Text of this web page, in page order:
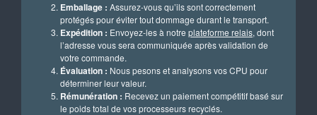
Emballage : Assurez-vous qu’ils sont correctement
protégés pour éviter tout dommage durant le transport.
Expédition : Envoyez-les à notre plateforme relais, dont
l’adresse vous sera communiquée après validation de
votre commande.
Évaluation : Nous pesons et analysons vos CPU pour
déterminer leur valeur.
Rémunération : Recevez un paiement compétitif basé sur
le poids total de vos processeurs recyclés.